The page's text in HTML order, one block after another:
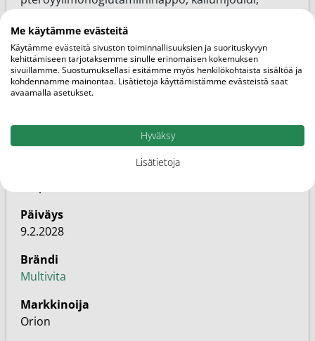
Lisätietoja
Päiväys
9.2.2028
Brändi
Multivita
Markkinoija
Orion
Me käytämme evästeitä
Käytämme evästeitä sivuston toiminnallisuuksien ja suorituskyvyn
kehittämiseen tarjotaksemme sinulle erinomaisen kokemuksen
sivuillamme. Suostumuksellasi esitämme myös henkilökohtaista sisältöä ja
kohdennamme mainontaa. Lisätietoja käyttämistämme evästeistä saat
avaamalla asetukset.
Hyväksy
Lisätietoja